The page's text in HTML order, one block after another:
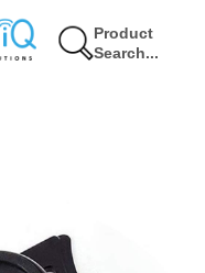
Product
Search...